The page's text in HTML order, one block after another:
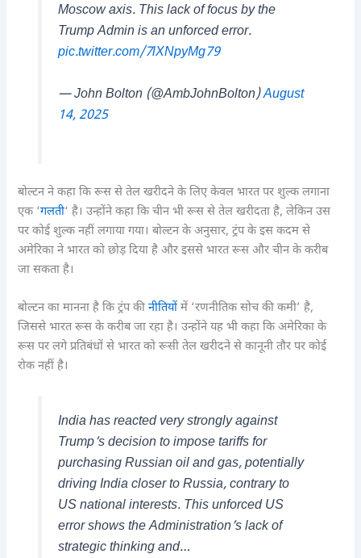
Moscow axis. This lack of focus by the
Trump Admin is an unforced error.
pic.twitter.com/7lXNpyMg79
— John Bolton (@AmbJohnBolton)August
14, 2025
बोल्टन ने कहा कि रूस से तेल खरीदने के लिए केवल भारत पर शुल्क लगाना
एक ‘गलती‘ है। उन्होंने कहा कि चीन भी रूस से तेल खरीदता है, लेकिन उस
पर कोई शुल्क नहीं लगाया गया। बोल्टन के अनुसार, ट्रंप के इस कदम से
अमेरिका ने भारत को छोड़ दिया है और इससे भारत रूस और चीन के करीब
जा सकता है।
बोल्टन का मानना है कि ट्रंप कीनीतियों में ‘रणनीतिक सोच की कमी’ है,
जिससे भारत रूस के करीब जा रहा है। उन्होंने यह भी कहा कि अमेरिका के
रूस पर लगे प्रतिबंधों से भारत को रूसी तेल खरीदने से कानूनी तौर पर कोई
रोक नहीं है।
India has reacted very strongly against
Trump’s decision to impose tariffs for
purchasing Russian oil and gas, potentially
driving India closer to Russia, contrary to
US national interests. This unforced US
error shows the Administration’s lack of
strategic thinking and…